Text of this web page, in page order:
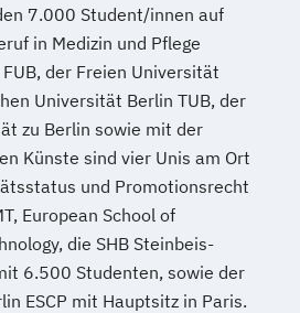
7.000 Student/innen auf
in Medizin und Pflege
der Freien Universität
Universität Berlin TUB, der
zu Berlin sowie mit der
Künste sind vier Unis am Ort
und Promotionsrecht
European School of
die SHB Steinbeis-
6.500 Studenten, sowie der
ESCP mit Hauptsitz in Paris.